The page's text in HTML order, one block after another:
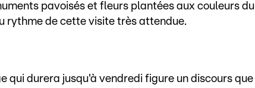
pavoisés et fleurs plantées aux couleurs du
rythme de cette visite très attendue.
qui durera jusqu'à vendredi figure un discours que